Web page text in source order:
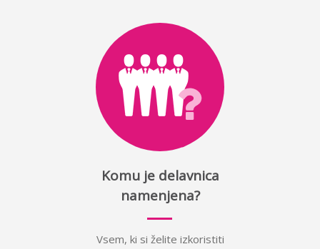
Komu je delavnica
namenjena?
Vsem, ki si želite izkoristiti